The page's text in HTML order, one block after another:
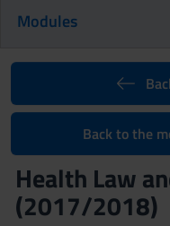
Modules
Back to the
Health Law
(2017/2018)